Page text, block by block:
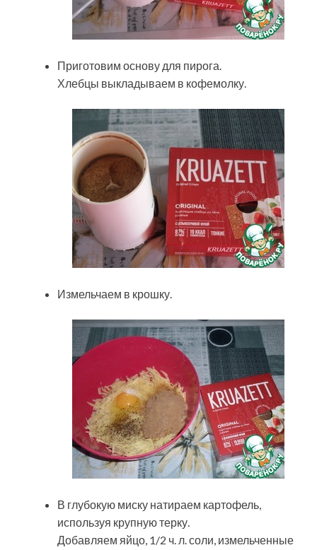
Приготовим основу для пирога.
Хлебцы выкладываем в кофемолку.
Измельчаем в крошку.
В глубокую миску натираем картофель,
используя крупную терку.
Добавляем яйцо, 1/2 ч. л. соли, измельченные